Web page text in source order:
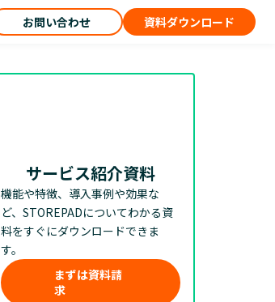
サービス紹介資料
機能や特徴、導入事例や効果な
ど、STOREPADについてわかる資
料をすぐにダウンロードできま
す。
まずは資料請
求
お問い合わせ 資料ダウンロード